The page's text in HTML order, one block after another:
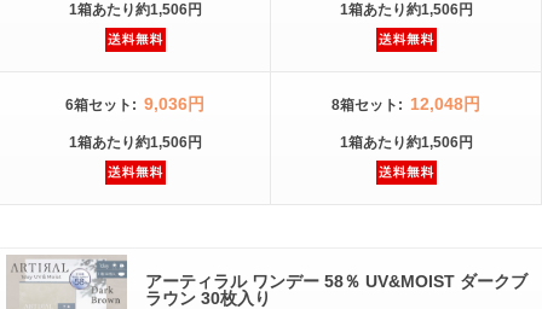
1箱あたり約1,506円 1箱あたり約1,506円
6箱セット : 9,036円
1箱あたり約1,506円
8箱セット : 12,048円
1箱あたり約1,506円
アーティラル ワンデー 58％ UV&MOIST ダークブ
ラウン 30枚入り